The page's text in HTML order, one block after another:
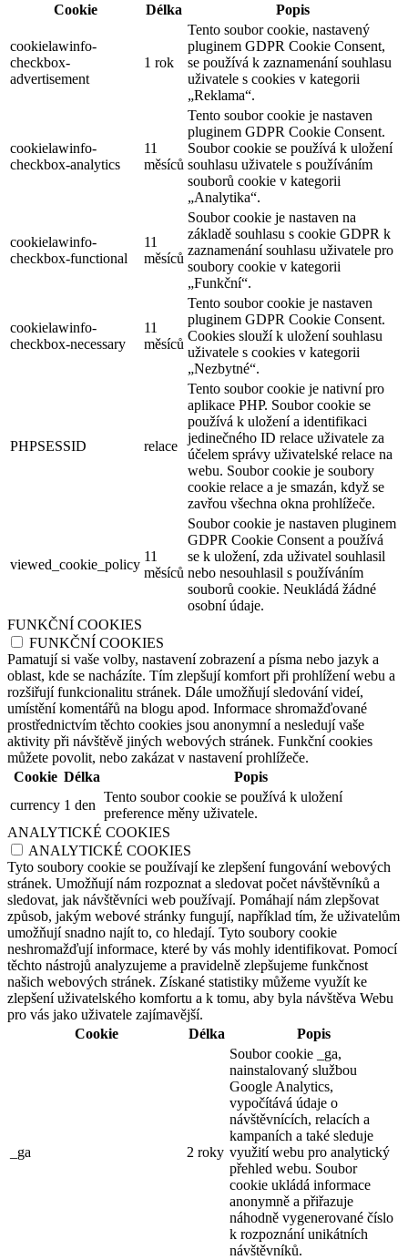
Cookie
Délka Popis
cookielawinfo-
checkbox-
advertisement
1 rok
Tento soubor cookie, nastavený
pluginem GDPR Cookie Consent,
se používá k zaznamenání souhlasu
uživatele s cookies v kategorii
„Reklama“.
cookielawinfo-
checkbox-analytics
11
měsíců
Tento soubor cookie je nastaven
pluginem GDPR Cookie Consent.
Soubor cookie se používá k uložení
souhlasu uživatele s používáním
souborů cookie v kategorii
„Analytika“.
cookielawinfo-
checkbox-functional
11
měsíců
Soubor cookie je nastaven na
základě souhlasu s cookie GDPR k
zaznamenání souhlasu uživatele pro
soubory cookie v kategorii
„Funkční“.
cookielawinfo-
checkbox-necessary
11
měsíců
Tento soubor cookie je nastaven
pluginem GDPR Cookie Consent.
Cookies slouží k uložení souhlasu
uživatele s cookies v kategorii
„Nezbytné“.
PHPSESSID relace
Tento soubor cookie je nativní pro
aplikace PHP. Soubor cookie se
používá k uložení a identifikaci
jedinečného ID relace uživatele za
účelem správy uživatelské relace na
webu. Soubor cookie je soubory
cookie relace a je smazán, když se
zavřou všechna okna prohlížeče.
viewed_cookie_policy
11
měsíců
Soubor cookie je nastaven pluginem
GDPR Cookie Consent a používá
se k uložení, zda uživatel souhlasil
nebo nesouhlasil s používáním
souborů cookie. Neukládá žádné
osobní údaje.
FUNKČNÍ COOKIES
FUNKČNÍ COOKIES
Pamatují si vaše volby, nastavení zobrazení a písma nebo jazyk a
oblast, kde se nacházíte. Tím zlepšují komfort při prohlížení webu a
rozšiřují funkcionalitu stránek. Dále umožňují sledování videí,
umístění komentářů na blogu apod. Informace shromažďované
prostřednictvím těchto cookies jsou anonymní a nesledují vaše
aktivity při návštěvě jiných webových stránek. Funkční cookies
můžete povolit, nebo zakázat v nastavení prohlížeče.
Cookie Délka
Popis
currency 1 den
Tento soubor cookie se používá k uložení
preference měny uživatele.
ANALYTICKÉ COOKIES
ANALYTICKÉ COOKIES
Tyto soubory cookie se používají ke zlepšení fungování webových
stránek. Umožňují nám rozpoznat a sledovat počet návštěvníků a
sledovat, jak návštěvníci web používají. Pomáhají nám zlepšovat
způsob, jakým webové stránky fungují, například tím, že uživatelům
umožňují snadno najít to, co hledají. Tyto soubory cookie
neshromažďují informace, které by vás mohly identifikovat. Pomocí
těchto nástrojů analyzujeme a pravidelně zlepšujeme funkčnost
našich webových stránek. Získané statistiky můžeme využít ke
zlepšení uživatelského komfortu a k tomu, aby byla návštěva Webu
pro vás jako uživatele zajímavější.
Cookie
Délka Popis
_ga 2 roky
Soubor cookie _ga,
nainstalovaný službou
Google Analytics,
vypočítává údaje o
návštěvnících, relacích a
kampaních a také sleduje
využití webu pro analytický
přehled webu. Soubor
cookie ukládá informace
anonymně a přiřazuje
náhodně vygenerované číslo
k rozpoznání unikátních
návštěvníků.